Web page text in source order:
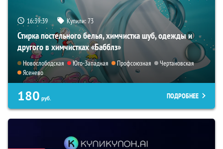
16:39:37 Купили:73
Стирка постельного белья, химчистка шуб, одежды и
другого в химчистках «Бабблз»
Новослободская Юго-Западная Профсоюзная
Чертановская
Ясенево
180 руб. ПОДРОБНЕЕ